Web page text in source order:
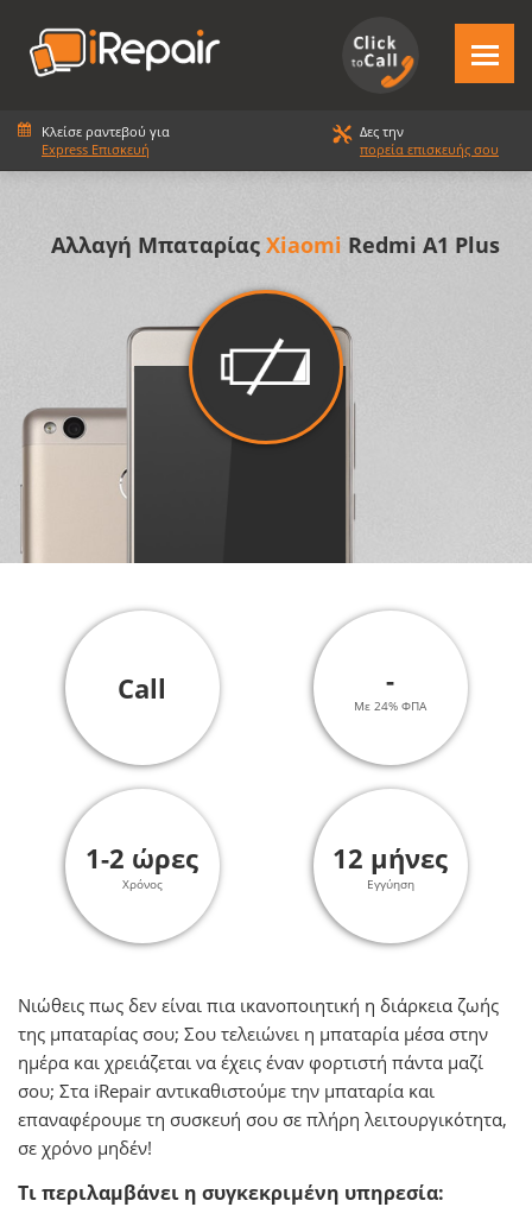
Κλείσε ραντεβού για
Express Επισκευή
Δες την
πορεία επισκευής σου
Αλλαγή Μπαταρίας Xiaomi Redmi A1 Plus
Call -
Με 24% ΦΠΑ
1-2 ώρες
Χρόνος
12 μήνες
Εγγύηση
Νιώθεις πως δεν είναι πια ικανοποιητική η διάρκεια ζωής
της μπαταρίας σου; Σου τελειώνει η μπαταρία μέσα στην
ημέρα και χρειάζεται να έχεις έναν φορτιστή πάντα μαζί
σου; Στα iRepair αντικαθιστούμε την μπαταρία και
επαναφέρουμε τη συσκευή σου σε πλήρη λειτουργικότητα,
σε χρόνο μηδέν!
Τι περιλαμβάνει η συγκεκριμένη υπηρεσία: